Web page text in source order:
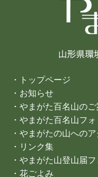
・トップページ
・お知らせ
・やまがた百名山の
・やまがた百名山フ
・やまがたの山への
・リンク集
・やまがた山登山届
・花ごよみ